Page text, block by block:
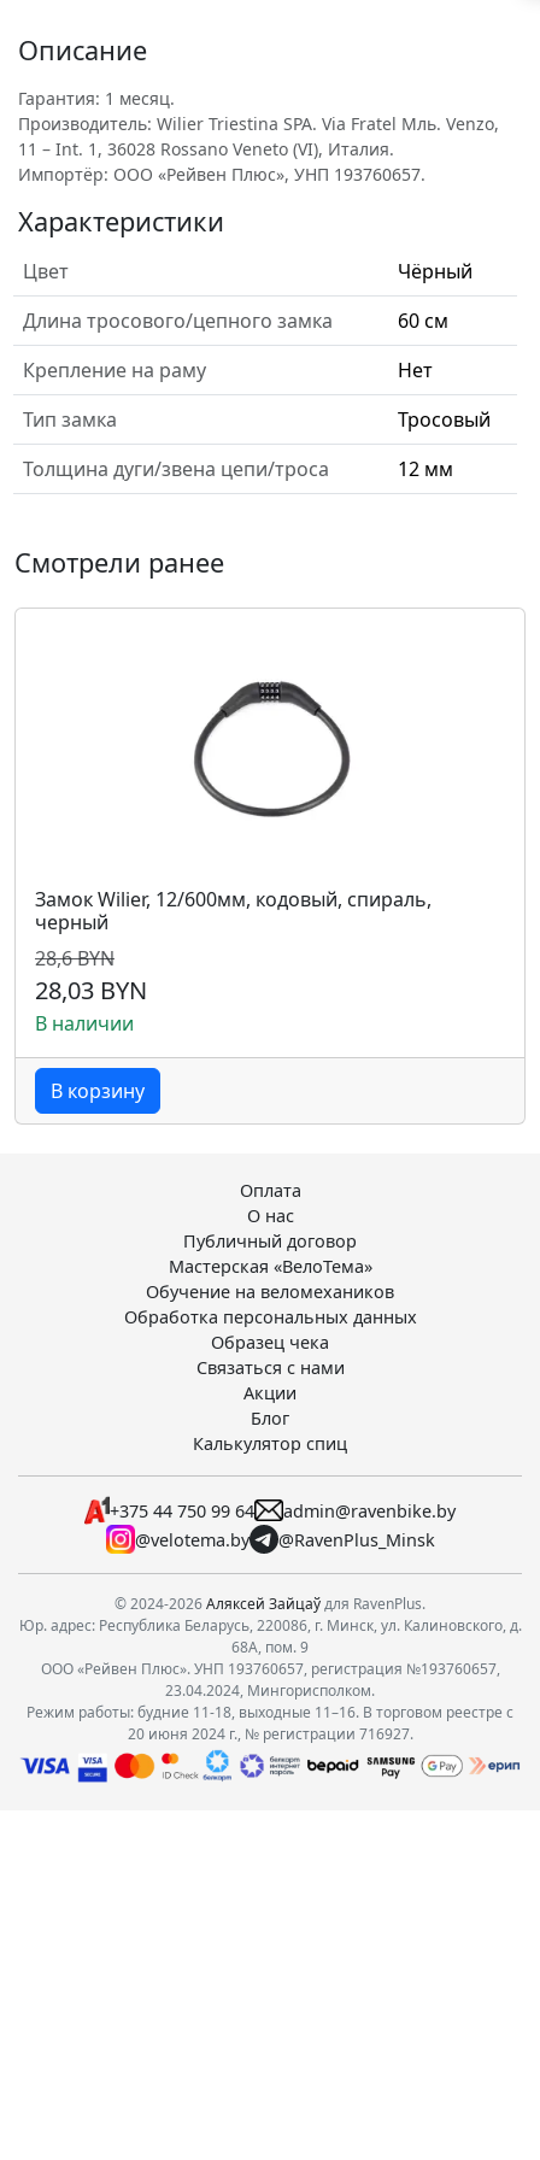
Описание
Гарантия: 1 месяц.
Производитель: Wilier Triestina SPA. Via Fratel Mль. Venzo,
11 – Int. 1, 36028 Rossano Veneto (VI), Италия.
Импортёр: ООО «Рейвен Плюс», УНП 193760657.
Характеристики
Цвет
Чёрный
Длина тросового/цепного замка
60 см
Крепление на раму
Нет
Тип замка
Тросовый
Толщина дуги/звена цепи/троса
12 мм
Смотрели ранее
Замок Wilier, 12/600мм, кодовый, спираль,
черный
28,6 BYN
28,03 BYN
В наличии
В корзину
Оплата
О нас
Публичный договор
Мастерская «ВелоТема»
Обучение на веломехаников
Обработка персональных данных
Образец чека
Связаться с нами
Акции
Блог
Калькулятор спиц
+375 44 750 99 64
admin@ravenbike.by
@velotema.by
@RavenPlus_Minsk
© 2024-2026Аляксей Зайцаўдля RavenPlus.
Юр. адрес: Республика Беларусь, 220086, г. Минск, ул. Калиновского, д.
68А, пом. 9
ООО «Рейвен Плюс». УНП 193760657, регистрация №193760657,
23.04.2024, Мингорисполком.
Режим работы: будние 11-18, выходные 11–16. В торговом реестре с
20 июня 2024 г., № регистрации 716927.